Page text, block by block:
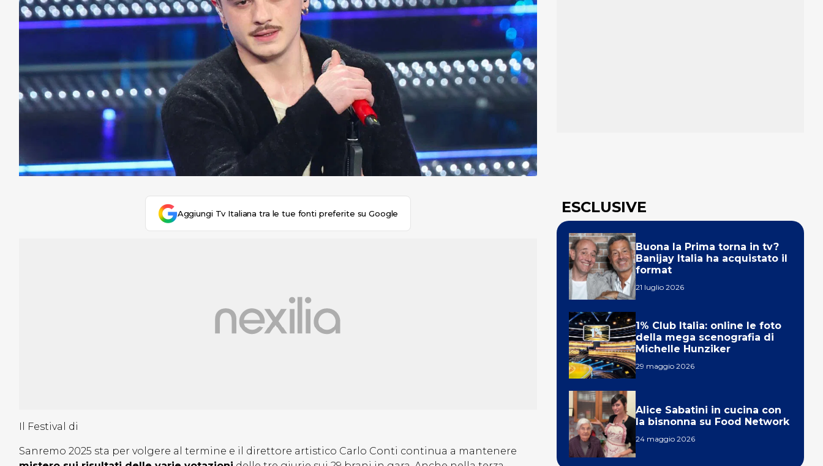
Aggiungi Tv Italiana tra le tue fonti preferite su Google
Il Festival di
Sanremo 2025 sta per volgere al termine e il direttore artistico Carlo Conti continua a mantenere
ESCLUSIVE
Buona la Prima torna in tv?
Banijay Italia ha acquistato il
format
21 luglio 2026
1% Club Italia: online le foto
della mega scenografia di
Michelle Hunziker
29 maggio 2026
Alice Sabatini in cucina con
la bisnonna su Food Network
24 maggio 2026